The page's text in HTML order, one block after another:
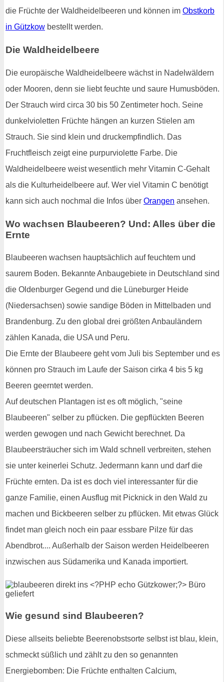
die Früchte der Waldheidelbeeren und können im Obstkorb
in Gützkow bestellt werden.
Die Waldheidelbeere
Die europäische Waldheidelbeere wächst in Nadelwäldern
oder Mooren, denn sie liebt feuchte und saure Humusböden.
Der Strauch wird circa 30 bis 50 Zentimeter hoch. Seine
dunkelvioletten Früchte hängen an kurzen Stielen am
Strauch. Sie sind klein und druckempfindlich. Das
Fruchtfleisch zeigt eine purpurviolette Farbe. Die
Waldheidelbeere weist wesentlich mehr Vitamin C-Gehalt
als die Kulturheidelbeere auf. Wer viel Vitamin C benötigt
kann sich auch nochmal die Infos über Orangen ansehen.
Wo wachsen Blaubeeren? Und: Alles über die
Ernte
Blaubeeren wachsen hauptsächlich auf feuchtem und
saurem Boden. Bekannte Anbaugebiete in Deutschland sind
die Oldenburger Gegend und die Lüneburger Heide
(Niedersachsen) sowie sandige Böden in Mittelbaden und
Brandenburg. Zu den global drei größten Anbauländern
zählen Kanada, die USA und Peru.
Die Ernte der Blaubeere geht vom Juli bis September und es
können pro Strauch im Laufe der Saison cirka 4 bis 5 kg
Beeren geerntet werden.
Auf deutschen Plantagen ist es oft möglich, "seine
Blaubeeren" selber zu pflücken. Die gepflückten Beeren
werden gewogen und nach Gewicht berechnet. Da
Blaubeersträucher sich im Wald schnell verbreiten, stehen
sie unter keinerlei Schutz. Jedermann kann und darf die
Früchte ernten. Da ist es doch viel interessanter für die
ganze Familie, einen Ausflug mit Picknick in den Wald zu
machen und Bickbeeren selber zu pflücken. Mit etwas Glück
findet man gleich noch ein paar essbare Pilze für das
Abendbrot.... Außerhalb der Saison werden Heidelbeeren
inzwischen aus Südamerika und Kanada importiert.
Wie gesund sind Blaubeeren?
Diese allseits beliebte Beerenobstsorte selbst ist blau, klein,
schmeckt süßlich und zählt zu den so genannten
Energiebomben: Die Früchte enthalten Calcium,